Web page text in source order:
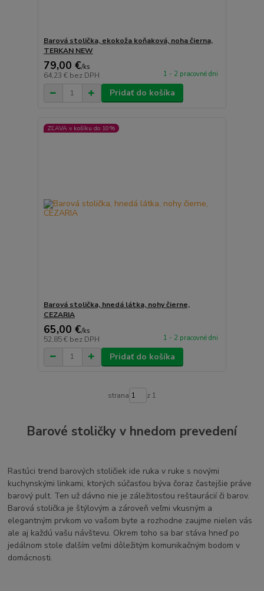
Barová stolička, ekokoža koňaková, noha čierna,
TERKAN NEW
79,00 €/ks
64,23 € bez DPH 1 - 2 pracovné dni
Pridať do košíka
ZĽAVA v košíku do 10%
Barová stolička, hnedá látka, nohy čierne,
CEZARIA
65,00 €/ks
52,85 € bez DPH 1 - 2 pracovné dni
Pridať do košíka
strana z 1
Barové stoličky v hnedom prevedení
Rastúci trend barových stoličiek ide ruka v ruke s novými
kuchynskými linkami, ktorých súčasťou býva čoraz častejšie práve
barový pult. Ten už dávno nie je záležitosťou reštaurácií či barov.
Barová stolička je štýlovým a zároveň veľmi vkusným a
elegantným prvkom vo vašom byte a rozhodne zaujme nielen vás
ale aj každú vašu návštevu. Okrem toho sa bar stáva hneď po
jedálnom stole ďalším veľmi dôležitým komunikačným bodom v
domácnosti.